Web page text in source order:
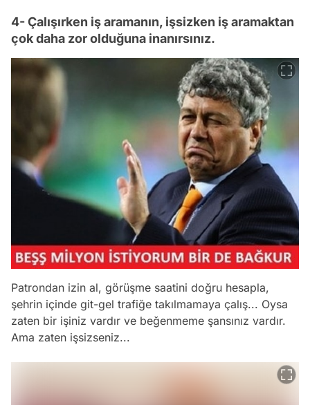
4- Çalışırken iş aramanın, işsizken iş aramaktan
çok daha zor olduğuna inanırsınız.
Patrondan izin al, görüşme saatini doğru hesapla,
şehrin içinde git-gel trafiğe takılmamaya çalış... Oysa
zaten bir işiniz vardır ve beğenmeme şansınız vardır.
Ama zaten işsizseniz...